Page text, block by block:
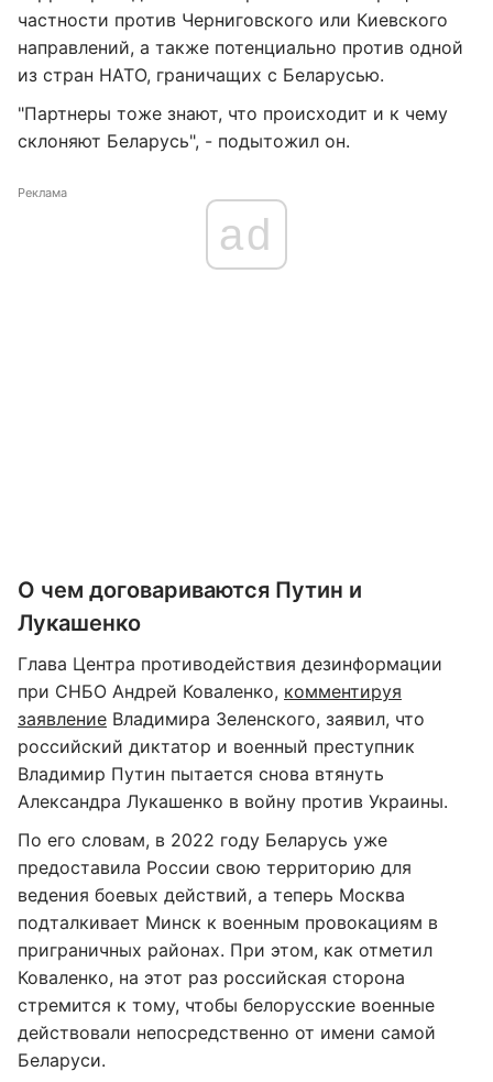
частности против Черниговского или Киевского
направлений, а также потенциально против одной
из стран НАТО, граничащих с Беларусью.
"Партнеры тоже знают, что происходит и к чему
склоняют Беларусь", - подытожил он.
Реклама
ad
О чем договариваются Путин и
Лукашенко
Глава Центра противодействия дезинформации
при СНБО Андрей Коваленко, комментируя
заявление Владимира Зеленского, заявил, что
российский диктатор и военный преступник
Владимир Путин пытается снова втянуть
Александра Лукашенко в войну против Украины.
По его словам, в 2022 году Беларусь уже
предоставила России свою территорию для
ведения боевых действий, а теперь Москва
подталкивает Минск к военным провокациям в
приграничных районах. При этом, как отметил
Коваленко, на этот раз российская сторона
стремится к тому, чтобы белорусские военные
действовали непосредственно от имени самой
Беларуси.